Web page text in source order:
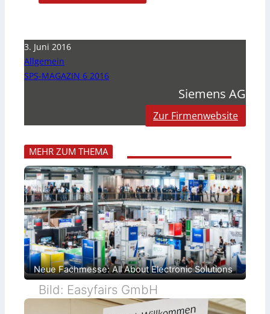
3. Juni 2016
Allgemein
SPS-MAGAZIN 6 2016
Siemens AG
Zur Firmenwebsite
MEHR ZUM THEMA
Neue Fachmesse: All About Electronic Solutions
Bild: Easyfairs GmbH